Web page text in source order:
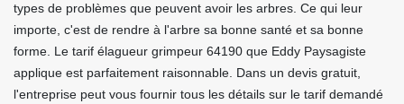
types de problèmes que peuvent avoir les arbres. Ce qui leur
importe, c'est de rendre à l'arbre sa bonne santé et sa bonne
forme. Le tarif élagueur grimpeur 64190 que Eddy Paysagiste
applique est parfaitement raisonnable. Dans un devis gratuit,
l'entreprise peut vous fournir tous les détails sur le tarif demandé